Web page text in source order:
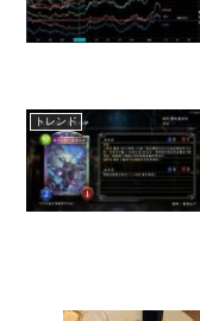
トレンド